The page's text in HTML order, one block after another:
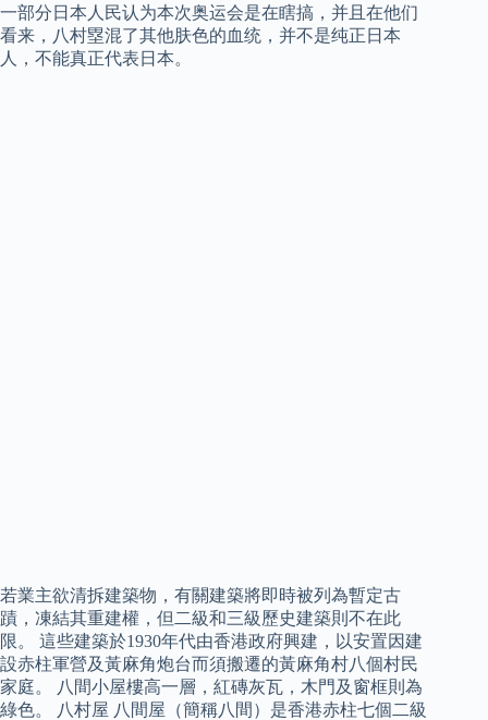
一部分日本人民认为本次奥运会是在瞎搞，并且在他们
看来，八村塁混了其他肤色的血统，并不是纯正日本
人，不能真正代表日本。
若業主欲清拆建築物，有關建築將即時被列為暫定古
蹟，凍結其重建權，但二級和三級歷史建築則不在此
限。 這些建築於1930年代由香港政府興建，以安置因建
設赤柱軍營及黃麻角炮台而須搬遷的黃麻角村八個村民
家庭。 八間小屋樓高一層，紅磚灰瓦，木門及窗框則為
綠色。 八村屋 八間屋（簡稱八間）是香港赤柱七個二級